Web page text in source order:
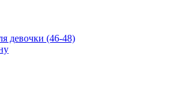
девочки (46-48)